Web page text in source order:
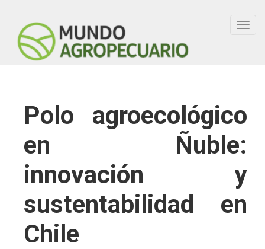
Polo agroecológico
en Ñuble:
innovación y
sustentabilidad en
Chile